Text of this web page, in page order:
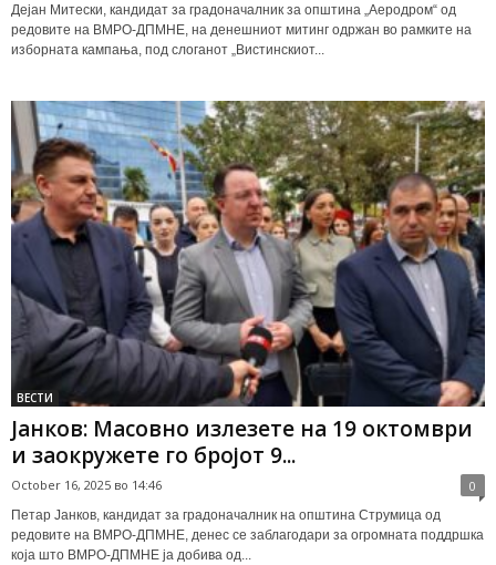
Дејан Митески, кандидат за градоначалник за општина „Аеродром“ од
редовите на ВМРО-ДПМНЕ, на денешниот митинг одржан во рамките на
изборната кампања, под слоганот „Вистинскиот...
ВЕСТИ
Јанков: Масовно излезете на 19 октомври
и заокружете го бројот 9...
October 16, 2025 во 14:46 0
Петар Јанков, кандидат за градоначалник на општина Струмица од
редовите на ВМРО-ДПМНЕ, денес се заблагодари за огромната поддршка
која што ВМРО-ДПМНЕ ја добива од...